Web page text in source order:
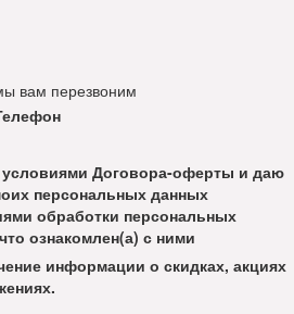
вам перезвоним
условиями Договора-оферты и даю
персональных данных
обработки персональных
ознакомлен(а) с ними
информации о скидках, акциях